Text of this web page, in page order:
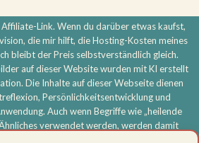
Affiliate-Link. Wenn du darüber etwas kaufst,
die mir hilft, die Hosting-Kosten meines
bleibt der Preis selbstverständlich gleich.
auf dieser Website wurden mit KI erstellt
Die Inhalte auf dieser Webseite dienen
Persönlichkeitsentwicklung und
Auch wenn Begriffe wie „heilende
verwendet werden, werden damit